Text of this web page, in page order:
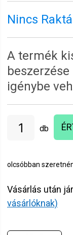
Nincs
A termék
igénybe
db
olcsóbban
Vásárlás után
vásárlóknak)